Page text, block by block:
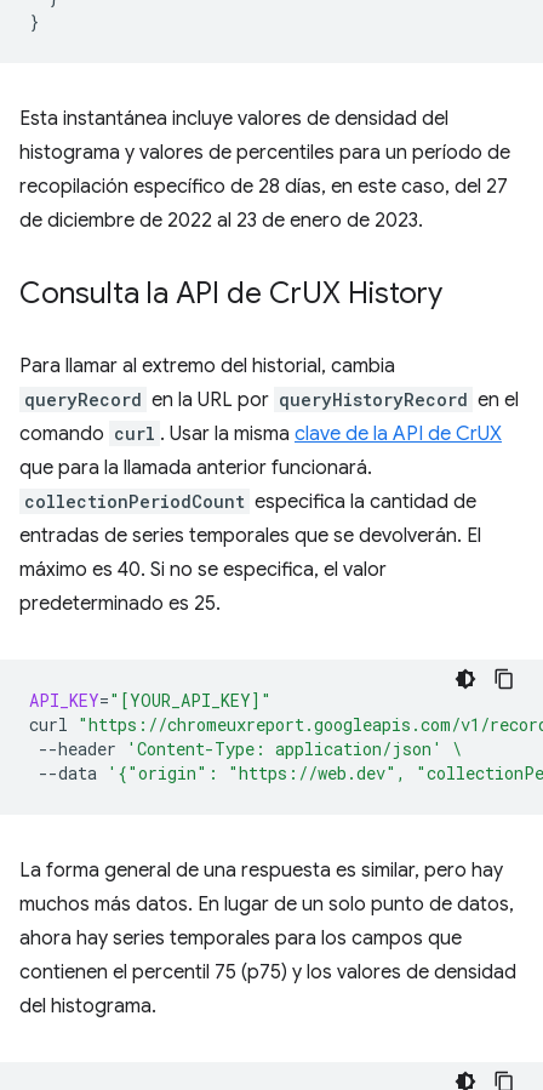
}
Esta instantánea incluye valores de densidad del
histograma y valores de percentiles para un período de
recopilación específico de 28 días, en este caso, del 27
de diciembre de 2022 al 23 de enero de 2023.
Consulta la API de CrUX History
Para llamar al extremo del historial, cambia
queryRecord en la URL por queryHistoryRecord en el
comando curl . Usar la misma clave de la API de CrUX
que para la llamada anterior funcionará.
collectionPeriodCount especifica la cantidad de
entradas de series temporales que se devolverán. El
máximo es 40. Si no se especifica, el valor
predeterminado es 25.
API_KEY="[YOUR_API_KEY]"
curl "https://chromeuxreport.googleapis.com/v1/
--header
'Content-Type: application/json'
\
--data '{"origin": "https://web.dev",
La forma general de una respuesta es similar, pero hay
muchos más datos. En lugar de un solo punto de datos,
ahora hay series temporales para los campos que
contienen el percentil 75 (p75) y los valores de densidad
del histograma.